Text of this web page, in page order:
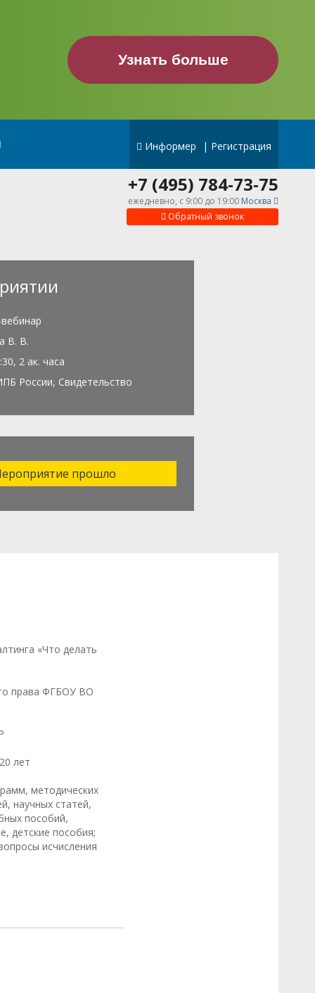
Узнать больше
Информер | Регистрация
Обратный звонок
+7 (495) 784-73-75
ежедневно, c 9:00 до 19:00 Москва
В. В.
2 ак. часа
России, Свидетельство
прошло
«Что делать
права ФГБОУ ВО
лет
методических
научных статей,
пособий,
детские пособия;
исчисления